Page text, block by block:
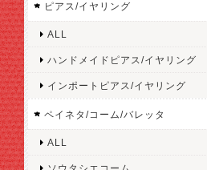
ピアス/イヤリング
ALL
ハンドメイドピアス/イヤリング
インポートピアス/イヤリング
ペイネタ/コーム/バレッタ
ALL